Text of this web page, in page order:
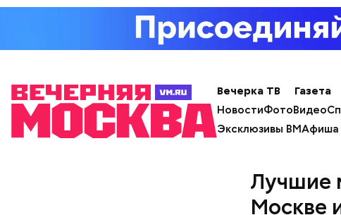
Вечерка ТВ Газета
НовостиФотоВидео
Эксклюзивы ВМАфиша
Лучшие
Москве